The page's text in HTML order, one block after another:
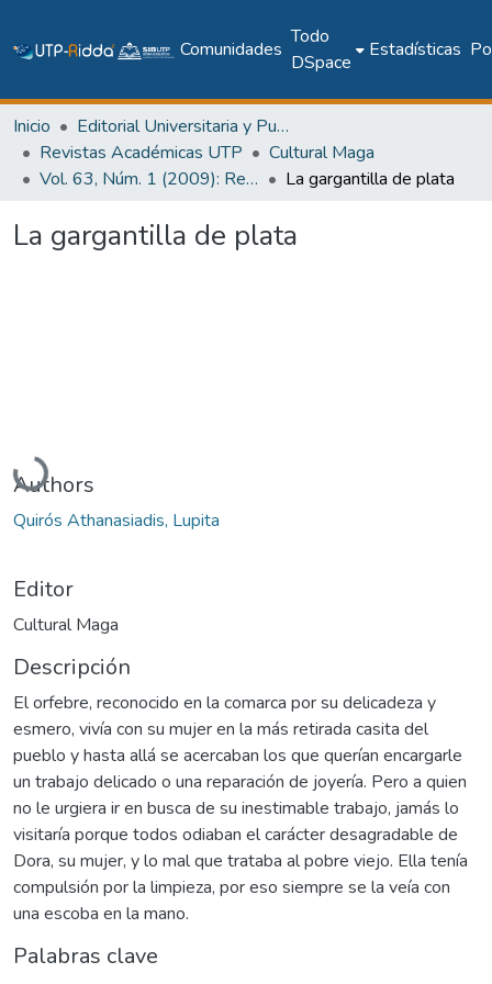
Comunidades
Todo
DSpace
Estadísticas
Inicio
Editorial Universitaria y Publicaciones Seriadas
Revistas Académicas UTP
Cultural Maga
Vol. 63, Núm. 1 (2009): Revista Maga
La gargantilla de plata
La gargantilla de plata
Cargando...
Authors
Quirós Athanasiadis, Lupita
Editor
Cultural Maga
Descripción
El orfebre, reconocido en la comarca por su delicadeza y
esmero, vivía con su mujer en la más retirada casita del
pueblo y hasta allá se acercaban los que querían encargarle
un trabajo delicado o una reparación de joyería. Pero a quien
no le urgiera ir en busca de su inestimable trabajo, jamás lo
visitaría porque todos odiaban el carácter desagradable de
Dora, su mujer, y lo mal que trataba al pobre viejo. Ella tenía
compulsión por la limpieza, por eso siempre se la veía con
una escoba en la mano.
Palabras clave